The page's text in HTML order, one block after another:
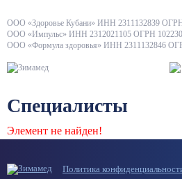
ООО «Здоровье Кубани» ИНН 2311132839 ОГРН
ООО «Импульс» ИНН 2312021105 ОГРН
ООО «Формула здоровья» ИНН 2311132846
Специалисты
Элемент не найден!
Политика